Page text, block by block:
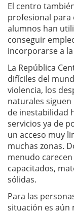
El centro
profesional para
alumnos han
conseguir
incorporarse a
La República
difíciles del
violencia, los
naturales
de inestabilidad
servicios ya de
un acceso muy
muchas zonas.
menudo
capacitados,
sólidas.
Para las
situación es aún